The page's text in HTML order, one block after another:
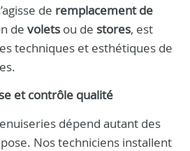
de remplacement de
de volets ou de stores, est
techniques et esthétiques de
et contrôle qualité
dépend autant des
Nos techniciens installent